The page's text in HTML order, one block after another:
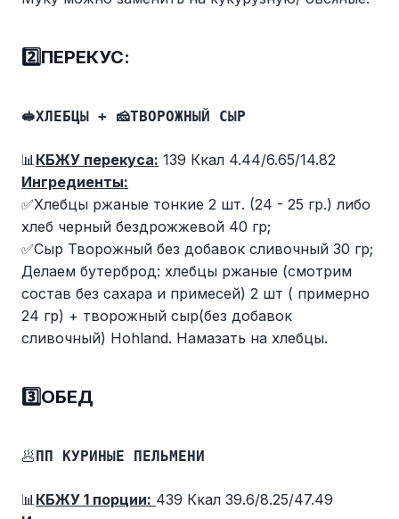
2️⃣ПЕРЕКУС:
🥪ХЛЕБЦЫ + 🧀ТВОРОЖНЫЙ СЫР
📊КБЖУ перекуса: 139 Ккал 4.44/6.65/14.82
Ингредиенты:
✅Хлебцы ржаные тонкие 2 шт. (24 - 25 гр.) либо
хлеб черный бездрожжевой 40 гр;
✅Сыр Творожный без добавок сливочный 30 гр;
Делаем бутерброд: хлебцы ржаные (смотрим
состав без сахара и примесей) 2 шт ( примерно
24 гр) + творожный сыр(без добавок
сливочный) Hohland. Намазать на хлебцы.
3️⃣ОБЕД
🥟 ПП КУРИНЫЕ ПЕЛЬМЕНИ
📊КБЖУ 1 порции: 439 Ккал 39.6/8.25/47.49